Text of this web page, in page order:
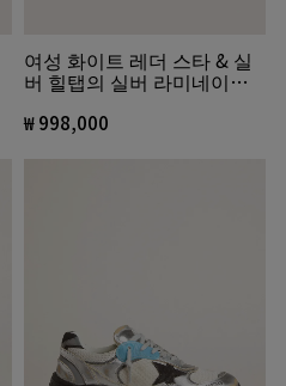
여성 화이트 레더 스타 & 실
버 힐탭의 실버 라미네이티
₩ 998,000